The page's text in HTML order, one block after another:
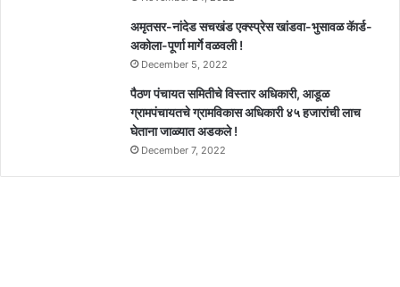
अमृतसर-नांदेड सचखंड एक्स्प्रेस खांडवा-भुसावळ कॅार्ड-
अकोला-पूर्णा मार्गे वळवली !
December 5, 2022
पैठण पंचायत समितीचे विस्तार अधिकारी, आडूळ
ग्रामपंचायतचे ग्रामविकास अधिकारी ४५ हजारांची लाच
घेताना जाळ्यात अडकले !
December 7, 2022